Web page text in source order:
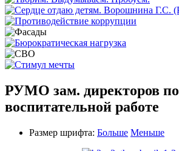
РУМО зам. директоров по
воспитательной работе
Размер шрифта: Больше Меньше